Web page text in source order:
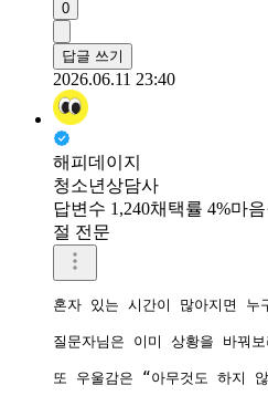
0
답글 쓰기
2026.06.11 23:40
해피데이지
청소년상담사
답변수 1,240채택률 4%마
절 전문
혼자 있는 시간이 많아지면
질문자님은 이미 상황을 바꿔
또 우울감은 “아무것도 하지